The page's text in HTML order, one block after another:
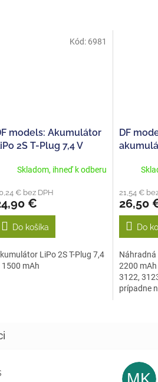
models: Akumulátor
2S T-Plug 7,4 V
Skladom, ihneď k odberu
€ bez DPH
€
Do košíka
LiPo 2S T-Plug 7,4
1500 mAh
Kód: 6981
DF
3122,
21,54 €
26,50
Do
Náhradná
2200
3122,
prípadne